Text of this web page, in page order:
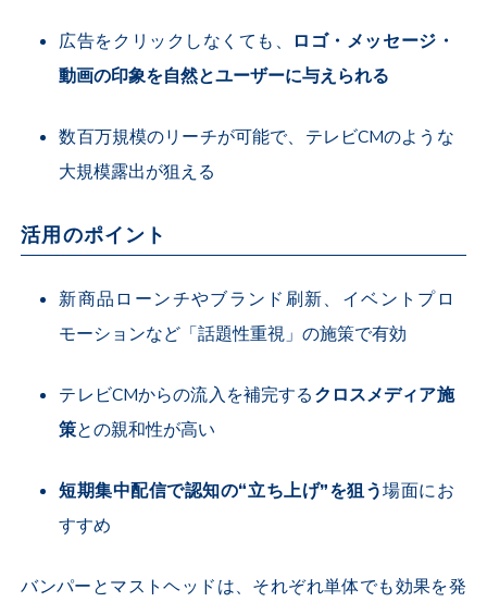
広告をクリックしなくても、
ロゴ・メッセージ・
動画の印象を自然とユーザーに与えられる
数百万規模のリーチが可能で、テレビCMのような
大規模露出が狙える
活用のポイント
新商品ローンチやブランド刷新、イベントプロ
モーションなど「話題性重視」の施策で有効
テレビCMからの流入を補完するクロスメディア施
策との親和性が高い
短期集中配信で認知の“立ち上げ”を狙う場面にお
すすめ
バンパーとマストヘッドは、それぞれ単体でも効果を発